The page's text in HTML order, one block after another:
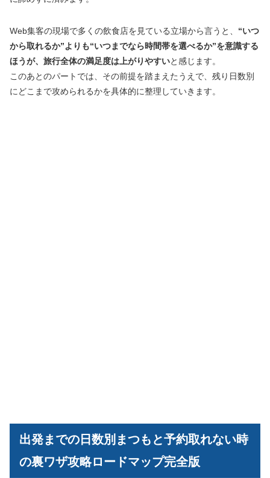
Web集客の現場で多くの飲食店を見ている立場から言うと、 “いつ
から取れるか”よりも“いつまでなら時間帯を選べるか”を意識する
ほうが、旅行全体の満足度は上がりやすいと感じます。
このあとのパートでは、その前提を踏まえたうえで、残り日数別
にどこまで攻められるかを具体的に整理していきます。
出発までの日数別まつもと予約取れない時
の裏ワザ攻略ロードマップ完全版